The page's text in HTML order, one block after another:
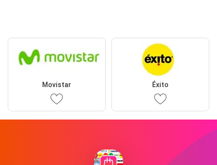
Movistar Éxito